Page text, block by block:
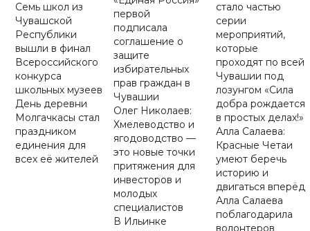
Семь школ из
Чувашской
Республики
вышли в финал
Всероссийского
конкурса
школьных музеев
День деревни
Молгачкасы стал
праздником
единения для
всех её жителей
первой
подписала
соглашение о
защите
избирательных
прав граждан в
Чувашии
Олег Николаев:
Хмелеводство и
ягодоводство —
это новые точки
притяжения для
инвесторов и
молодых
специалистов
В Ильинке
стало частью
серии
мероприятий,
которые
проходят по всей
Чувашии под
лозунгом «Сила
добра рождается
в простых делах!»
Алла Салаева:
Красные Четаи
умеют беречь
историю и
двигаться вперёд
Алла Салаева
поблагодарила